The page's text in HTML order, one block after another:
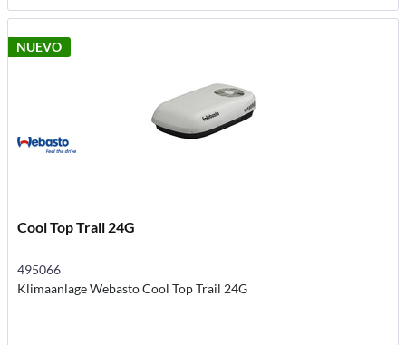
NUEVO
Cool Top Trail 24G
495066
Klimaanlage Webasto Cool Top Trail 24G